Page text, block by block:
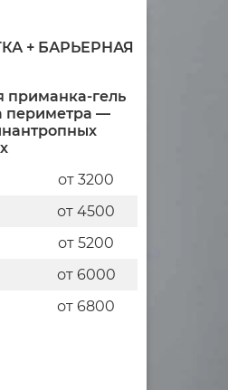
+ БАРЬЕРНАЯ
приманка-гель
периметра —
от 3200
от 4500
от 5200
от 6000
от 6800